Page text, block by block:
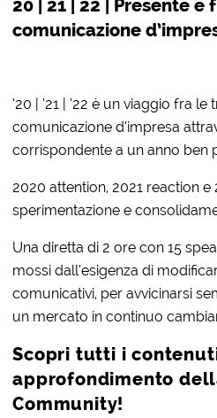
20 | 21 | 22 | Presente
comunicazione
’20 | ’21 | ’22 è un viaggio fra
comunicazione d’impresa
corrispondente a un anno ben
2020 attention, 2021 reaction
sperimentazione e
Una diretta di 2 ore con 15
mossi dall’esigenza di
comunicativi, per avvicinarsi
un mercato in continuo
Scopri tutti i
approfondimento
Community!